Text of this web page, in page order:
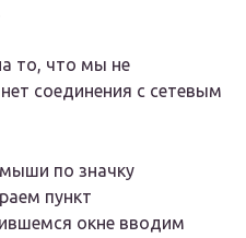
то, что мы не
соединения с сетевым
по значку
пункт
окне вводим